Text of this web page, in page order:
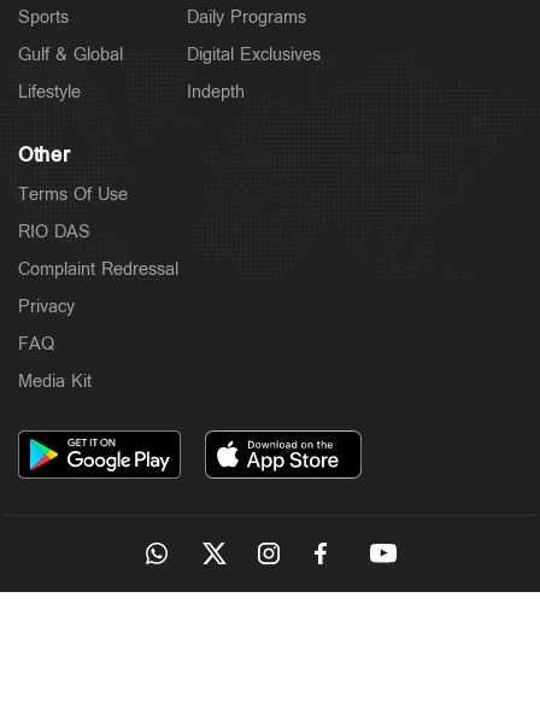
Sports
Gulf & Global
Lifestyle
Daily Programs
Digital Exclusives
Indepth
Other
Terms Of Use
RIO DAS
Complaint Redressal
Privacy
FAQ
Media Kit